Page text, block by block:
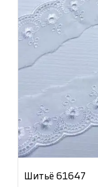
Шитьё 61647